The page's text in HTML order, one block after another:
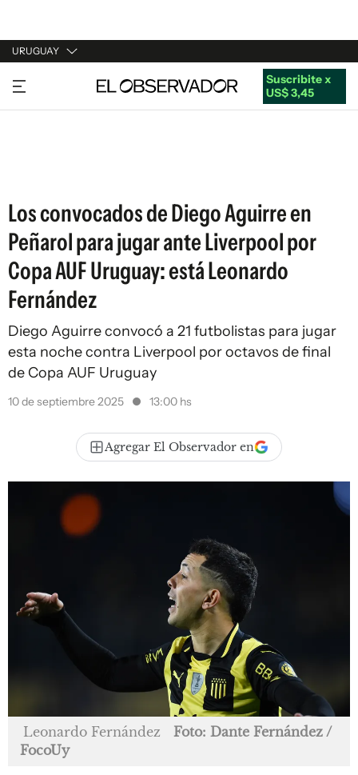
URUGUAY
URUGUAY
ARGENTINA
Suscribite x
US$ 3,45
Los convocados de Diego Aguirre en
Peñarol para jugar ante Liverpool por
Copa AUF Uruguay: está Leonardo
Fernández
Diego Aguirre convocó a 21 futbolistas para jugar
esta noche contra Liverpool por octavos de final
de Copa AUF Uruguay
10 de septiembre 2025 13:00 hs
Agregar El Observador en
Leonardo Fernández
Foto: Dante Fernández /
FocoUy